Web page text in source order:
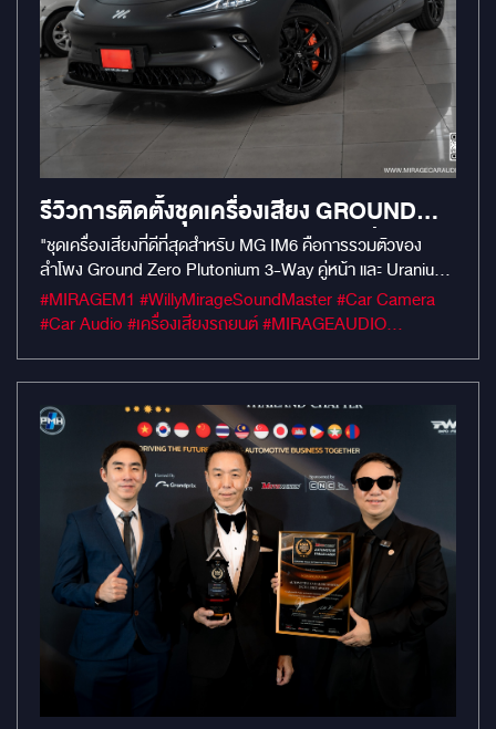
รีวิวการติดตั้งชุดเครื่องเสียง GROUND
ZERO PLUTONIUM ใน MG IM6 ที่สุดแห่ง
มิติเสียงระดับ HI-RES
"ชุดเครื่องเสียงที่ดีที่สุดสำหรับ MG IM6 คือการรวมตัวของ
ลำโพง Ground Zero Plutonium 3-Way คู่หน้า และ Uranium
คู่หลัง ขับเสียงเบสด้วย Audison APBX 10AS2 เสริมความ
เงียบสงัดด้วยการแดมป์ Mercury Gold มอบประสบการณ์เสียง
ละเอียดที่ชัดเจนทุกตัวโน้ต"
#MIRAGEM1 #WillyMirageSoundMaster #Car Camera
#Car Audio #เครื่องเสียงรถยนต์ #MIRAGEAUDIO